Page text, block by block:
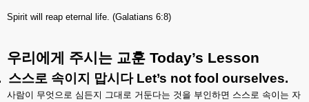
Spirit will reap eternal life. (Galatians 6:8)
우리에게 주시는 교훈 Today’s Lesson
스스로 속이지 맙시다Let’s not fool ourselves.
사람이 무엇으로 심든지 그대로 거둔다는 것을 부인하면 스스로 속이는 자